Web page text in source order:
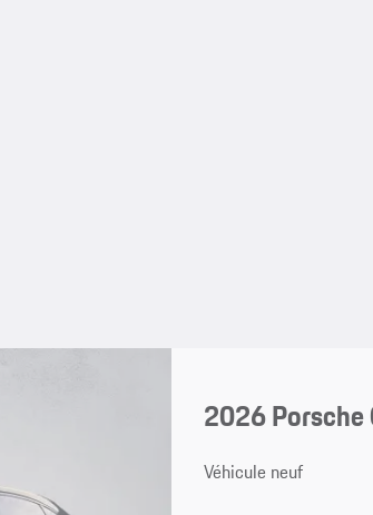
2026 Porsche
Véhicule neuf